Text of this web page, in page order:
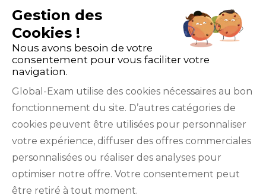
Twitter YouTube
Gestion des
Cookies !
Nous avons besoin de votre
consentement pour vous faciliter votre
navigation.
Global-Exam utilise des cookies nécessaires au bon
fonctionnement du site. D’autres catégories de
cookies peuvent être utilisées pour personnaliser
votre expérience, diffuser des offres commerciales
personnalisées ou réaliser des analyses pour
optimiser notre offre. Votre consentement peut
être retiré à tout moment.